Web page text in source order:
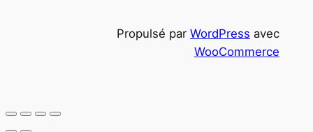
Propulsé par WordPress avec
WooCommerce